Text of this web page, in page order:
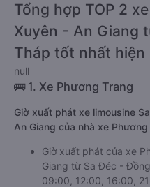
Tổng hợp TOP 2
Xuyên - An Giang
Tháp tốt nhất
null
🚌 1. Xe Phương Trang
Giờ xuất phát xe limousine
An Giang của nhà xe Phương
Giờ xuất phát của xe
Giang từ Sa Đéc -
09:00, 12:00, 16:00,